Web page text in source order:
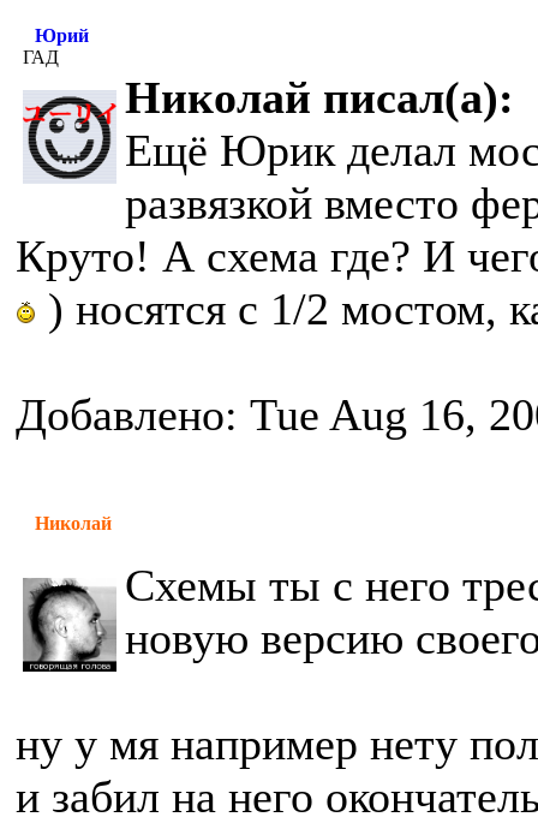
Юрий
ГАД
Николай писал(а):
Ещё Юрик делал
развязкой вместо
Круто! А схема где? И
) носятся с 1/2 мостом,
Добавлено: Tue Aug 16,
Николай
Схемы ты с него
новую версию
ну у мя например нету
и забил на него